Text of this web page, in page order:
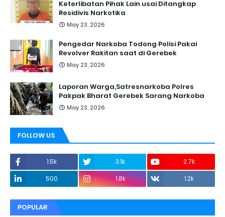
Keterlibatan Pihak Lain usai Ditangkap
Residivis Narkotika
May 23, 2026
Pengedar Narkoba Todong Polisi Pakai
Revolver Rakitan saat di Gerebek
May 23, 2026
Laporan Warga,Satresnarkoba Polres
Pakpak Bharat Gerebek Sarang Narkoba
May 23, 2026
FOLLOW US
1.5k 3.1k
2.7k
500
1.8k 1.2k
POPULAR